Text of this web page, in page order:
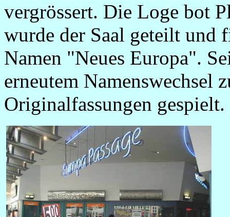
vergrössert. Die Loge bot
wurde der Saal geteilt und
Namen "Neues Europa".
erneutem Namenswechsel
Originalfassungen gespielt.